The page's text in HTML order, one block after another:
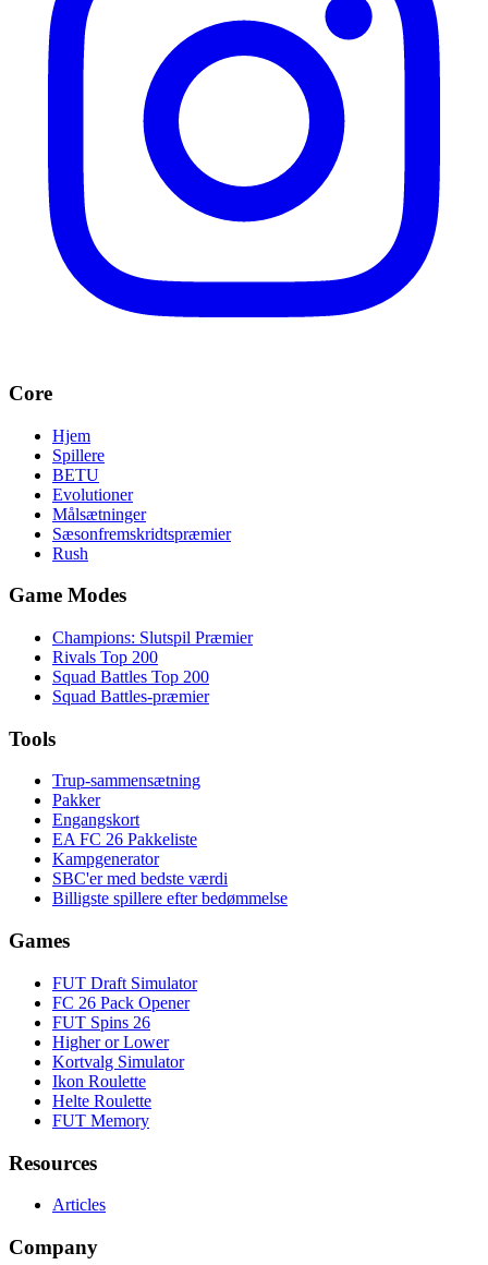
Core
Hjem
Spillere
BETU
Evolutioner
Målsætninger
Sæsonfremskridtspræmier
Rush
Game Modes
Champions: Slutspil Præmier
Rivals Top 200
Squad Battles Top 200
Squad Battles-præmier
Tools
Trup-sammensætning
Pakker
Engangskort
EA FC 26 Pakkeliste
Kampgenerator
SBC'er med bedste værdi
Billigste spillere efter bedømmelse
Games
FUT Draft Simulator
FC 26 Pack Opener
FUT Spins 26
Higher or Lower
Kortvalg Simulator
Ikon Roulette
Helte Roulette
FUT Memory
Resources
Articles
Company